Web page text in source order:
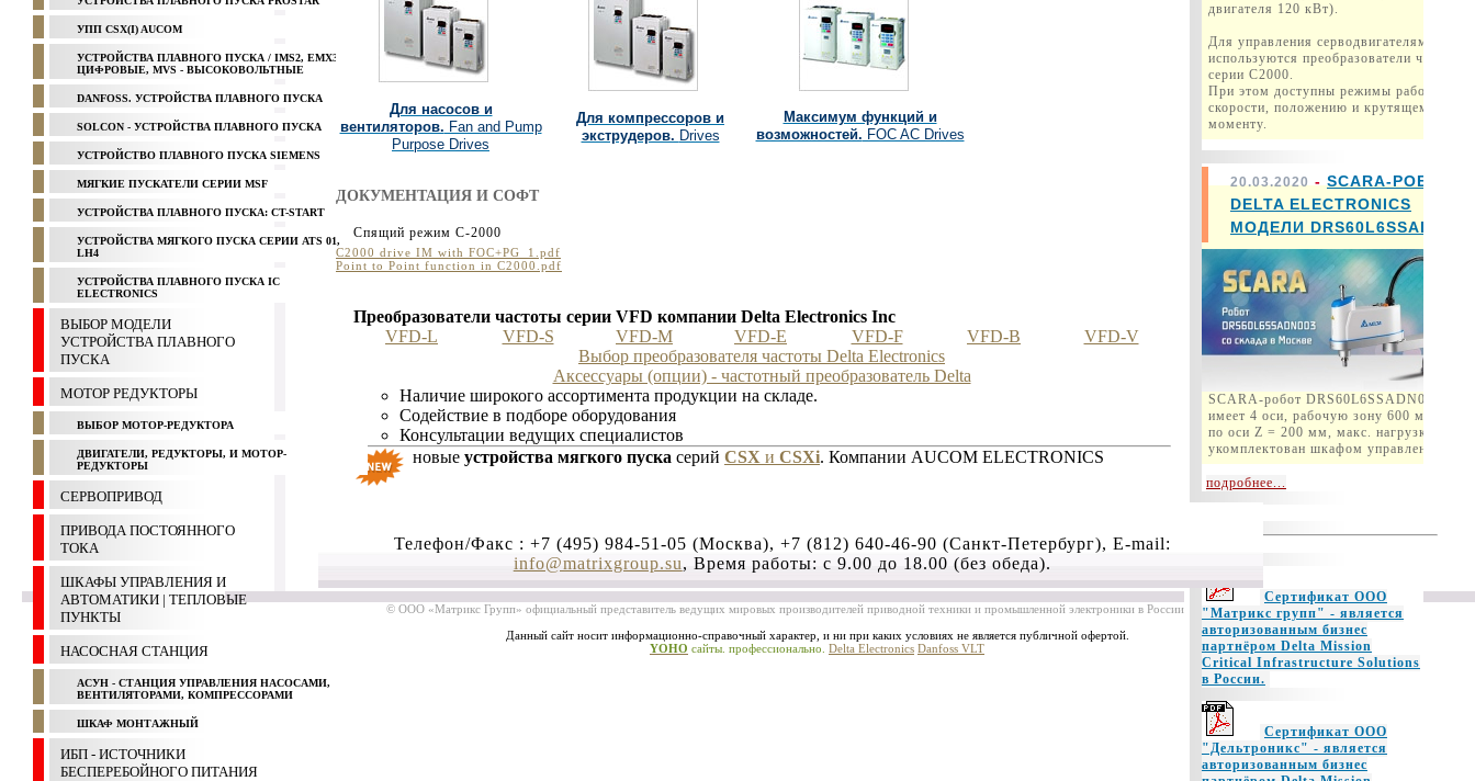
двигателя 120 кВт).
Для управления серводвигателями MSL
используются преобразователи частоты
серии C2000.
При этом доступны режимы работы по
скорости, положению и крутящему
моменту.
20.03.2020 - SCARA-РОБОТ
DELTA ELECTRONICS
МОДЕЛИ DRS60L6SSADN003
SCARA-робот DRS60L6SSADN003
имеет 4 оси, рабочую зону 600 мм, ход
по оси Z = 200 мм, макс. нагрузка 6кг и
укомплектован шкафом управления.
подробнее...
Сертификат ООО
"Матрикс групп" - является
авторизованным бизнес
партнёром Delta Mission
Critical Infrastructure Solutions
в России.
Сертификат ООО
"Дельтроникс" - является
авторизованным бизнес
УПП CSX(I) AUCOM
УСТРОЙСТВА ПЛАВНОГО ПУСКА / IMS2, EMX3 -
ЦИФРОВЫЕ, MVS - ВЫСОКОВОЛЬТНЫЕ
DANFOSS. УСТРОЙСТВА ПЛАВНОГО ПУСКА
SOLCON - УСТРОЙСТВА ПЛАВНОГО ПУСКА
УСТРОЙСТВО ПЛАВНОГО ПУСКА SIEMENS
МЯГКИЕ ПУСКАТЕЛИ СЕРИИ MSF
УСТРОЙСТВА ПЛАВНОГО ПУСКА: CT-START
УСТРОЙСТВА МЯГКОГО ПУСКА СЕРИИ ATS 01,
LH4
УСТРОЙСТВА ПЛАВНОГО ПУСКА IC
ELECTRONICS
ВЫБОР МОДЕЛИ
УСТРОЙСТВА ПЛАВНОГО
ПУСКА
МОТОР РЕДУКТОРЫ
ВЫБОР МОТОР-РЕДУКТОРА
ДВИГАТЕЛИ, РЕДУКТОРЫ, И МОТОР-
РЕДУКТОРЫ
СЕРВОПРИВОД
ПРИВОДА ПОСТОЯННОГО
ТОКА
ШКАФЫ УПРАВЛЕНИЯ И
АВТОМАТИКИ | ТЕПЛОВЫЕ
ПУНКТЫ
НАСОСНАЯ СТАНЦИЯ
АСУН - СТАНЦИЯ УПРАВЛЕНИЯ НАСОСАМИ,
ВЕНТИЛЯТОРАМИ, КОМПРЕССОРАМИ
ШКАФ МОНТАЖНЫЙ
ИБП - ИСТОЧНИКИ
БЕСПЕРЕБОЙНОГО ПИТАНИЯ
Для насосов и
вентиляторов. Fan and Pump
Purpose Drives
Для компрессоров и
экструдеров. Drives
Максимум функций и
возможностей. FOC AC Drives
ДОКУМЕНТАЦИЯ И СОФТ
Спящий режим С-2000
C2000 drive IM with FOC+PG_1.pdf
Point to Point function in C2000.pdf
Преобразователи частоты серии VFD компании Delta Electronics Inc
VFD-L
VFD-S VFD-M VFD-E VFD-F VFD-B
VFD-V
Выбор преобразователя частоты Delta Electronics
Аксессуары (опции) - частотный преобразователь Delta
Наличие широкого ассортимента продукции на складе.
Содействие в подборе оборудования
Консультации ведущих специалистов
новые устройства мягкого пуска серий CSX и CSXi. Компании AUCOM ELECTRONICS
Телефон/Факс : +7 (495) 984-51-05 (Москва), +7 (812) 640-46-90 (Санкт-Петербург), E-mail:
info@matrixgroup.su, Время работы: с 9.00 до 18.00 (без обеда).
© ООО «Матрикс Групп» официальный представитель ведущих мировых производителей приводной техники и промышленной электроники в России, 2004-2023
Данный сайт носит информационно-справочный характер, и ни при каких условиях не является публичной офертой.
YOHO сайты. профессионально. Delta Electronics Danfoss VLT